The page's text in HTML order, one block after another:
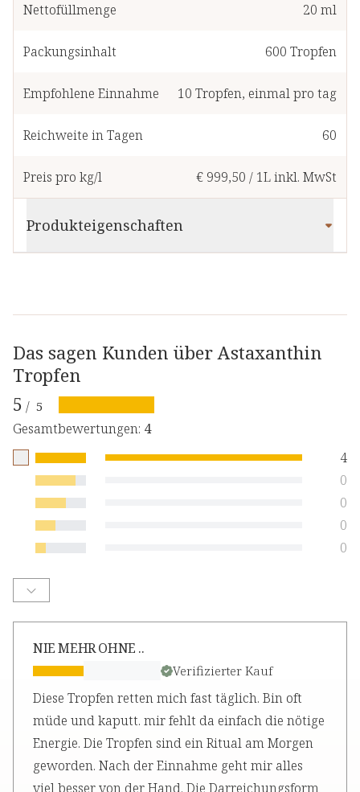
Nettofüllmenge 20 ml
Packungsinhalt 600 Tropfen
Empfohlene Einnahme 10 Tropfen, einmal pro tag
Reichweite in Tagen 60
Preis pro kg/l € 999,50 / 1Linkl. MwSt
Produkteigenschaften
Das sagen Kunden über Astaxanthin
Tropfen
5 / 5
Gesamtbewertungen: 4
4
0
0
0
0
NIE MEHR OHNE ..
Verifizierter Kauf
Diese Tropfen retten mich fast täglich. Bin oft
müde und kaputt. mir fehlt da einfach die nötige
Energie. Die Tropfen sind ein Ritual am Morgen
geworden. Nach der Einnahme geht mir alles
viel besser von der Hand. Die Darreichungsform